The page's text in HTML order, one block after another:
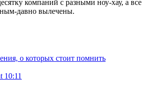
компаний с разными ноу-хау, а все
давно вылечены.
о которых стоит помнить
10:11